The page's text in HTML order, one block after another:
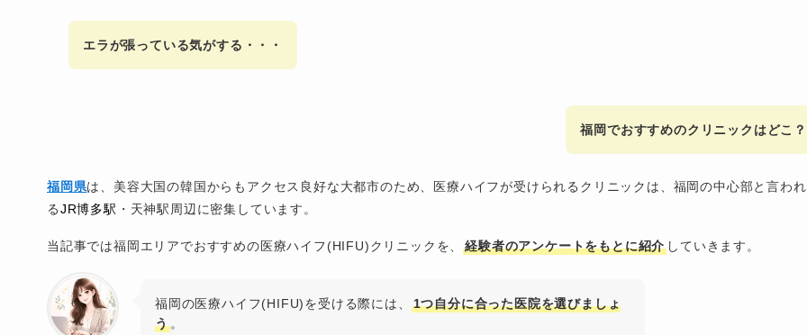
エラが張っている気がする・・・
福岡でおすすめのクリニックはどこ？
福岡県は、美容大国の韓国からもアクセス良好な大都市のため、医療ハイフが受けられるクリニックは、福岡の中心部と言わ
るJR博多駅 ・天神駅周辺に密集しています。
当記事では福岡エリアでおすすめの医療ハイフ(HIFU)クリニックを、経験者のアンケートをもとに紹介 していきます。
福岡の医療ハイフ(HIFU)を受ける際には、
1つ自分に合った医院を選びましょ
う。